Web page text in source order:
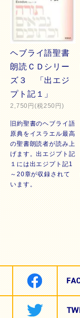
ヘブライ語聖書
朗読ＣＤシリー
ズ３ 「出エジ
プト記１」
2,750円(税250円)
旧約聖書のヘブライ語
原典をイスラエル最高
の聖書朗読者が読み上
げます。出エジプト記
１には出エジプト記1
～20章が収録されて
います。